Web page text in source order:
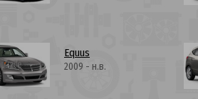
Equus
2009 - н.в.